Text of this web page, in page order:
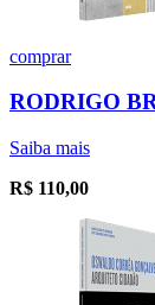
comprar
RODRIGO
Saiba mais
R$ 110,00